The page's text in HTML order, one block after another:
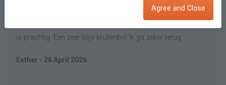
krullen. Bianca heeft dit. Wat een fijne kapster! Veel kennis en
is prachtig. Een zeer blije krullenbol Ik ga zeker terug.
Esther - 26 April 2026
Agree and Close